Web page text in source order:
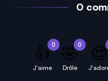
0
0
👍
J'aime
0
🤣
Drôle
😍